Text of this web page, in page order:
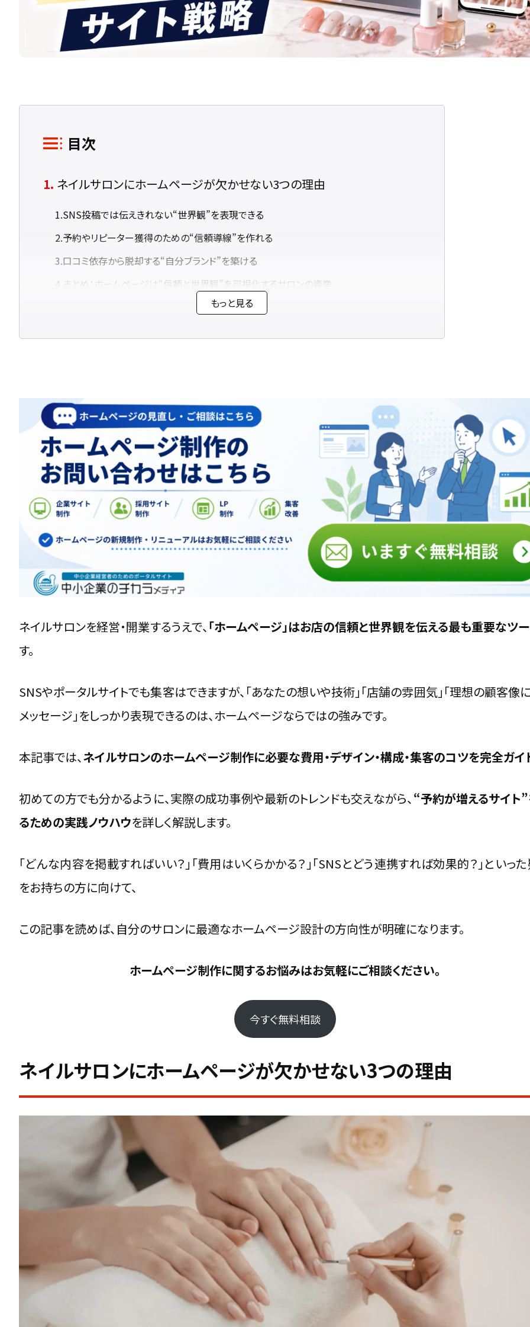
目次
ネイルサロンにホームページが欠かせない3つの理由
SNS投稿では伝えきれない“世界観”を表現できる
予約やリピーター獲得のための“信頼導線”を作れる
口コミ依存から脱却する“自分ブランド”を築ける
まとめ：ホームページは“信頼と世界観”を可視化するサロンの資産
ネイルサロンサイトで重視すべき3つの軸
デザイン（写真・配色・トーンで世界観を可視化）
まとめ：3つの軸を意識して“感情に届くサロンサイト”を
ネイルサロンに最適なホームページ構成
メニュー・料金・デザインギャラリーの見せ方
ネイリストの人柄を伝えるプロフィールページ構成
キャンペーン・クーポン情報の発信設計
予約システム・LINE連携・カレンダー同期
まとめ：構成は“見せたい順番”ではなく“知りたい順番”で作る
ネイルサロンに合ったデザインとUIの考え方
写真・動画で“施術体験を感じさせる”演出テクニック
視線を誘導するボタン配置とCTA設計
まとめ：UI設計は“世界観の延長線上”で考える
テンプレート型・個人サロン向けサイトの相場
ブランディング重視型（オリジナル構成）の費用レンジ
写真撮影・予約システム導入の追加費用
まとめ：目的に応じて“費用より効果”を基準に選ぶ
Instagram連動で“集客を仕組み化”する運用術
ハッシュタグと位置情報を活用した地域集客
まとめ：SNS×ホームページの融合で“ファンが育つ導線”を作る
小規模サロンでも成功できるSEO・MEO戦略
地域名＋ネイルデザイン系キーワードの設計
口コミ×ブログで検索評価を高める方法
MEO×Instagram連携による来店導線の最短化
まとめ：地域密着×体験訴求で“検索から来店”を実現
成功事例から学ぶネイルサロンホームページの傾向
デザインで“高級感・清潔感”を演出しているサロンサイトの特徴
予約が埋まるネイルサロンサイトの共通点
集客に成功しているサロンが実践するSEO・MEO対策
リピート率を高めるコンテンツ設計のポイント
まとめ：成功サロンは“デザイン×導線×運用”の3軸で差をつける
もっと見る
ネイルサロンを経営・開業するうえで、「ホームページ」はお店の信頼と世界観を伝える最も重要なツ
す。
SNSやポータルサイトでも集客はできますが、「あなたの想いや技術」「店舗の雰囲気」「理想の顧客像
メッセージ」をしっかり表現できるのは、ホームページならではの強みです。
本記事では、ネイルサロンのホームページ制作に必要な費用・デザイン・構成・集客のコツを完全ガイ
初めての方でも分かるように、実際の成功事例や最新のトレンドも交えながら、“予約が増えるサイト
るための実践ノウハウを詳しく解説します。
「どんな内容を掲載すればいい？」「費用はいくらかかる？」「SNSとどう連携すれば効果的？」といっ
をお持ちの方に向けて、
この記事を読めば、自分のサロンに最適なホームページ設計の方向性が明確になります。
ホームページ制作に関するお悩みはお気軽にご相談ください。
今すぐ無料相談
ネイルサロンにホームページが欠かせない3つの理由